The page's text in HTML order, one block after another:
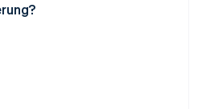
2026